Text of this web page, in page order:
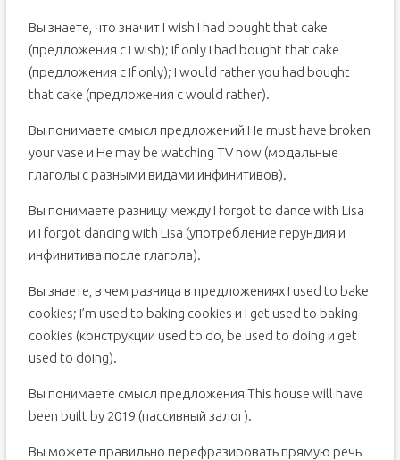
Вы знаете, что значит I wish I had bought that cake
(предложения с I wish); If only I had bought that cake
(предложения с If only); I would rather you had bought
that cake (предложения с would rather).
Вы понимаете смысл предложений He must have broken
your vase и He may be watching TV now (модальные
глаголы с разными видами инфинитивов).
Вы понимаете разницу между I forgot to dance with Lisa
и I forgot dancing with Lisa (употребление герундия и
инфинитива после глагола).
Вы знаете, в чем разница в предложениях I used to bake
cookies; I’m used to baking cookies и I get used to baking
cookies (конструкции used to do, be used to doing и get
used to doing).
Вы понимаете смысл предложения This house will have
been built by 2019 (пассивный залог).
Вы можете правильно перефразировать прямую речь